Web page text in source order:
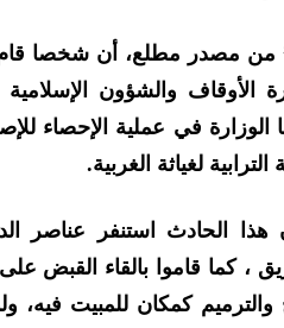
مصدر مطلع، أن شخصا قام
الأوقاف والشؤون
في عملية الإحصاء
لغياثة الغربية.
الحادث استنفر عناصر
، كما قاموا بالقاء القبض
كمكان للمبيت فيه،